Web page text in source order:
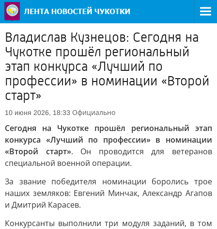
Владислав Кузнецов: Сегодня на
Чукотке прошёл региональный
этап конкурса «Лучший по
профессии» в номинации «Второй
старт»
10 июня 2026, 18:33 Официально
Сегодня на Чукотке прошёл региональный этап
конкурса «Лучший по профессии» в номинации
«Второй старт». Он проводится для ветеранов
специальной военной операции.
За звание победителя номинации боролись трое
наших земляков: Евгений Минчак, Александр Агапов
и Дмитрий Карасев.
Конкурсанты выполнили три модуля заданий, в том